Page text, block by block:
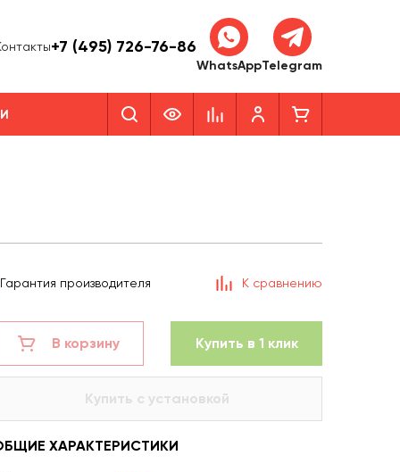
+7 (495) 726-76-86
WhatsAppTelegram
Гарантия производителя К сравнению
В корзину Купить в 1 клик
Купить с установкой
ХАРАКТЕРИСТИКИ